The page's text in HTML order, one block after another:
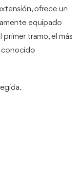
ofrece un
equipado
tramo, el más
conocido